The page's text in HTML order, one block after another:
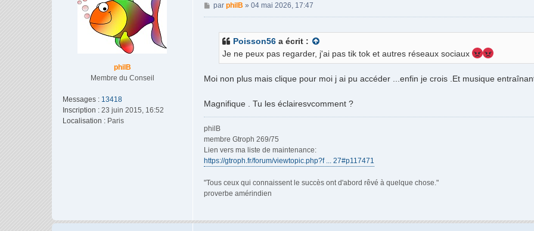
philB
Membre du Conseil
Messages : 13418
Inscription : 23 juin 2015, 16:52
Localisation : Paris
M
e
par philB » 04 mai 2026, 17:47
Poisson56 a écrit :
Je ne peux pas regarder, j'ai pas tik tok et autres réseaux sociaux
Moi non plus mais clique pour moi j ai pu accéder ...enfin je crois .Et musique
Magnifique . Tu les éclairesvcomment ?
philB
membre Gtroph 269/75
Lien vers ma liste de maintenance:
https://gtroph.fr/forum/viewtopic.php?f ... 27#p117471
"Tous ceux qui connaissent le succès ont d'abord rêvé à quelque chose."
proverbe amérindien